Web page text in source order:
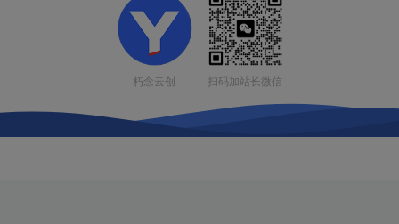
朽念云创 扫码加站长微信